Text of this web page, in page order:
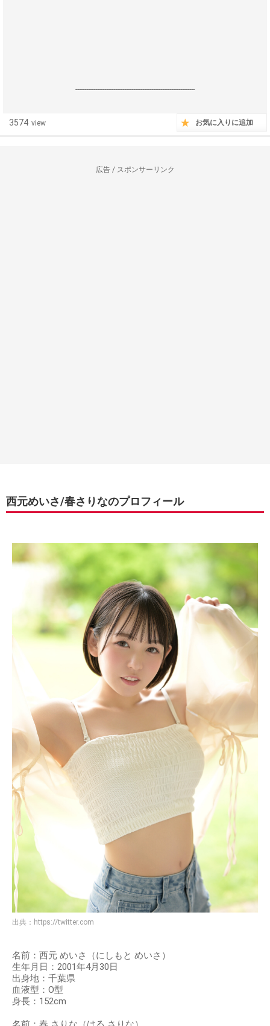
------------------------------------------------------------------
3574 view お気に入りに追加
広告 / スポンサーリンク
西元めいさ/春さりなのプロフィール
出典： https://twitter.com
名前：西元 めいさ（にしもと めいさ）
生年月日：2001年4月30日
出身地：千葉県
血液型：O型
身長：152cm